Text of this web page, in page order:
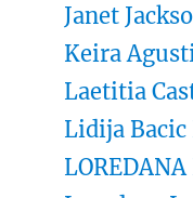
Janet
Keira
Laetitia
Lidija
LOREDANA